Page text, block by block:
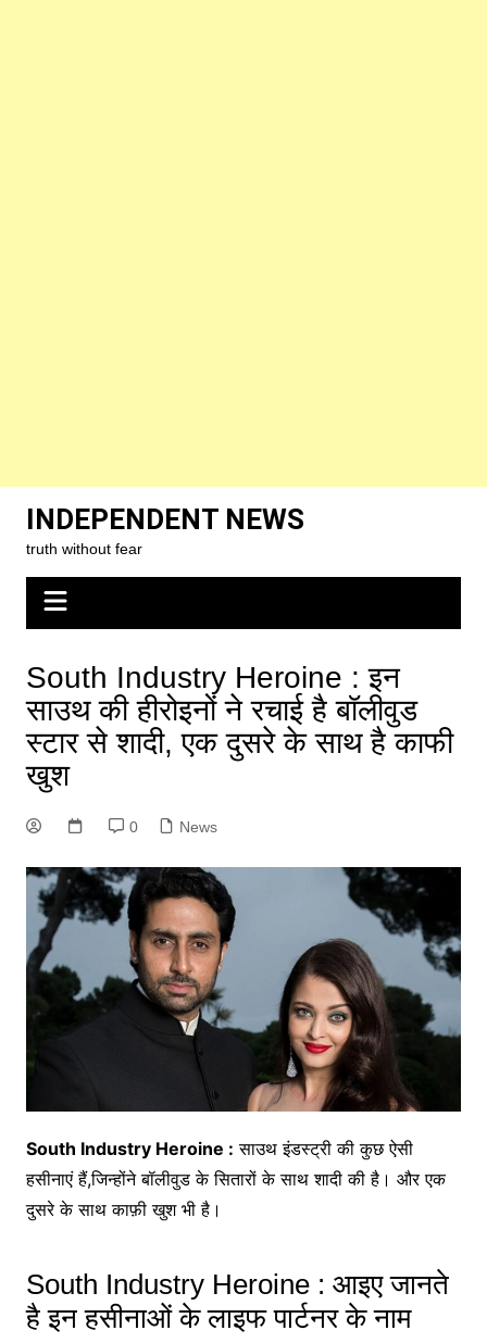
content
INDEPENDENT NEWS
truth without fear
South Industry Heroine : इन
साउथ की हीरोइनों ने रचाई है बॉलीवुड
स्टार से शादी, एक दुसरे के साथ है काफी
खुश
0 News
South Industry Heroine : साउथ इंडस्ट्री की कुछ ऐसी
हसीनाएं हैं,जिन्होंने बॉलीवुड के सितारों के साथ शादी की है। और एक
दुसरे के साथ काफ़ी खुश भी है।
South Industry Heroine : आइए जानते
है इन हसीनाओं के लाइफ पार्टनर के नाम